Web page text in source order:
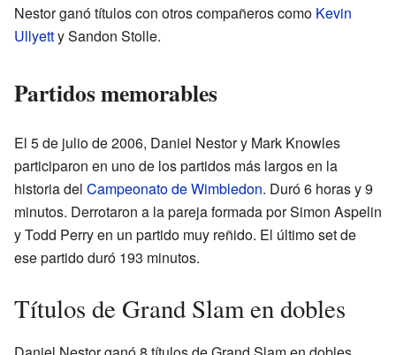
Nestor ganó títulos con otros compañeros como Kevin
Ullyetty Sandon Stolle.
Partidos memorables
El 5 de julio de 2006, Daniel Nestor y Mark Knowles
participaron en uno de los partidos más largos en la
historia del Campeonato de Wimbledon. Duró 6 horas y 9
minutos. Derrotaron a la pareja formada por Simon Aspelin
y Todd Perry en un partido muy reñido. El último set de
ese partido duró 193 minutos.
Títulos de Grand Slam en dobles